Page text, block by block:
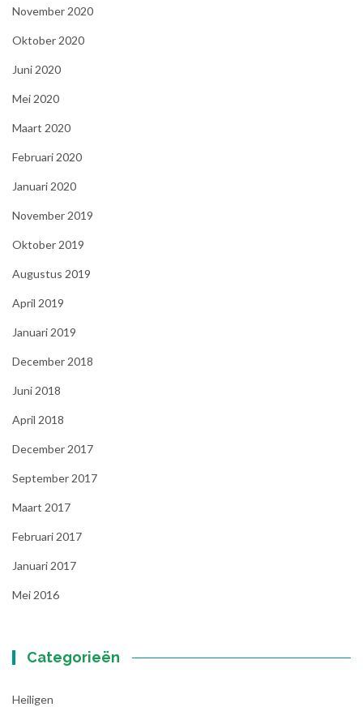
November 2020
Oktober 2020
Juni 2020
Mei 2020
Maart 2020
Februari 2020
Januari 2020
November 2019
Oktober 2019
Augustus 2019
April 2019
Januari 2019
December 2018
Juni 2018
April 2018
December 2017
September 2017
Maart 2017
Februari 2017
Januari 2017
Mei 2016
Categorieën
Heiligen